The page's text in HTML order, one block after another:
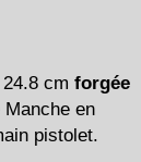
cm forgée
en
pistolet.